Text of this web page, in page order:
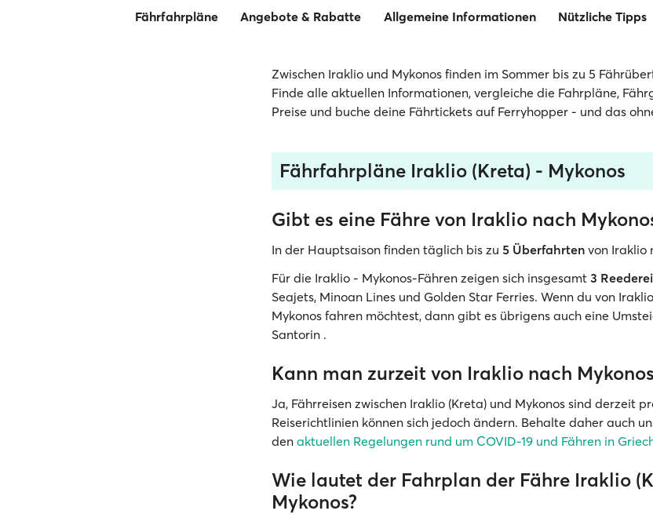
Fährfahrpläne Angebote & Rabatte Allgemeine Informationen Nützliche Tipps
Zwischen Iraklio und Mykonos finden im Sommer bis zu 5
Finde alle aktuellen Informationen, vergleiche die Fahrpläne,
Preise und buche deine Fährtickets auf Ferryhopper - und das
Fährfahrpläne Iraklio (Kreta) - Mykonos
Gibt es eine Fähre von Iraklio nach
In der Hauptsaison finden täglich bis zu 5 Überfahrten von Iraklio
Für die Iraklio - Mykonos-Fähren zeigen sich insgesamt 3
Seajets, Minoan Lines und Golden Star Ferries. Wenn du von
Mykonos fahren möchtest, dann gibt es übrigens auch eine
Santorin .
Kann man zurzeit von Iraklio nach
Ja, Fährreisen zwischen Iraklio (Kreta) und Mykonos sind derzeit
Reiserichtlinien können sich jedoch ändern. Behalte daher auch
den aktuellen Regelungen rund um COVID-19 und Fähren in
Wie lautet der Fahrplan der Fähre Iraklio
Mykonos?